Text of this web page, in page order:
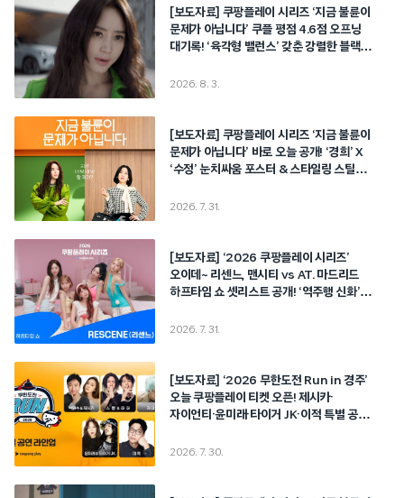
[보도자료] 쿠팡플레이 시리즈 ‘지금 불륜이
문제가 아닙니다’ 쿠플 평점 4.6점 오프닝
대기록! ‘육각형 밸런스’ 갖춘 강렬한 블랙
2026. 8. 3.
[보도자료] 쿠팡플레이 시리즈 ‘지금 불륜이
문제가 아닙니다’ 바로 오늘 공개! ‘경희’ X
‘수정’ 눈치싸움 포스터 & 스타일링 스틸
2026. 7. 31.
[보도자료] ‘2026 쿠팡플레이 시리즈’
오이데~ 리센느, 맨시티 vs AT. 마드리드
하프타임 쇼 셋리스트 공개! ‘역주행 신화’
Pinball까지!
2026. 7. 31.
[보도자료] ‘2026 무한도전 Run in 경주’
오늘 쿠팡플레이 티켓 오픈! 제시카·
자이언티·윤미래·타이거 JK·이적 특별 공연
2026. 7. 30.